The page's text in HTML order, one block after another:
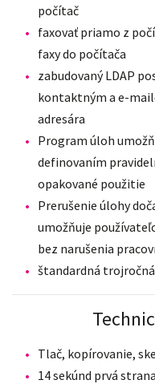
počítač
faxovať priamo z
faxy do počítača
zabudovaný LDAP
kontaktným a e-
adresára
Program úloh
definovaním
opakované použitie
Prerušenie úlohy
umožňuje
bez narušenia
štandardná
Tlač, kopírovanie,
14 sekúnd prvá